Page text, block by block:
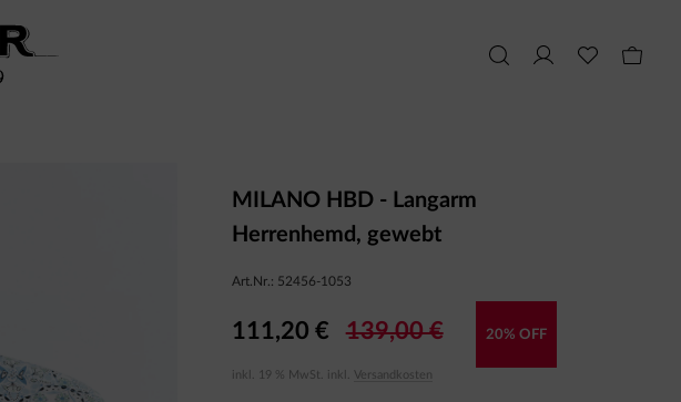
MILANO HBD - Langarm
Herrenhemd, gewebt
Art.Nr.: 52456-1053
111,20 € 139,00 € 20% OFF
inkl. 19 % MwSt. inkl. Versandkosten